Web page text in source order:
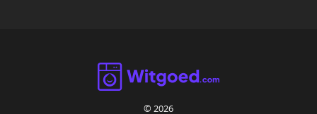
© 2026